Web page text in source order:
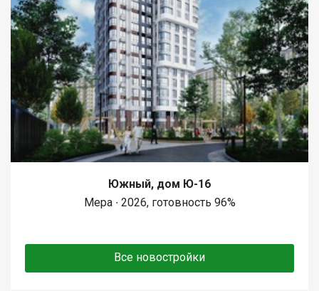
Южный, дом Ю-16
Мера ∙ 2026, готовность 96%
Все новостройки